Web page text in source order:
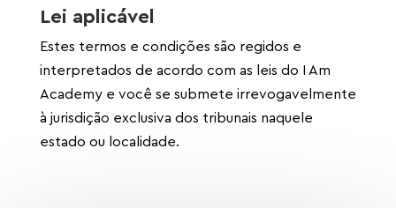
Lei aplicável
Estes termos e condições são regidos e
interpretados de acordo com as leis do I Am
Academy e você se submete irrevogavelmente
à jurisdição exclusiva dos tribunais naquele
estado ou localidade.